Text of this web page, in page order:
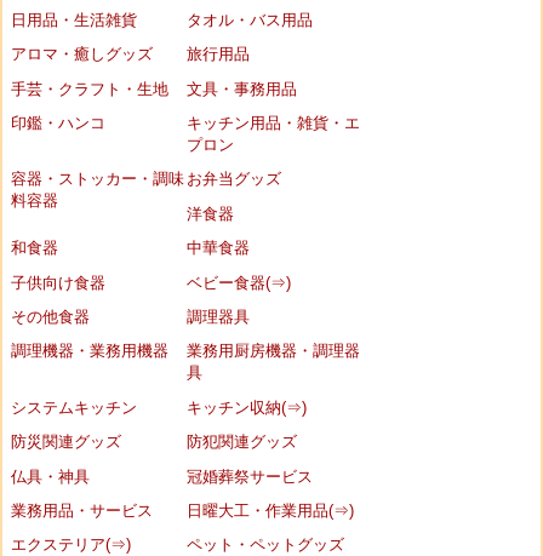
日用品・生活雑貨
タオル・バス用品
アロマ・癒しグッズ
旅行用品
手芸・クラフト・生地
文具・事務用品
印鑑・ハンコ
キッチン用品・雑貨・エ
プロン
容器・ストッカー・調味
料容器
お弁当グッズ
洋食器
和食器
中華食器
子供向け食器
ベビー食器(⇒)
その他食器
調理器具
調理機器・業務用機器
業務用厨房機器・調理器
具
システムキッチン
キッチン収納(⇒)
防災関連グッズ
防犯関連グッズ
仏具・神具
冠婚葬祭サービス
業務用品・サービス
日曜大工・作業用品(⇒)
エクステリア(⇒)
ペット・ペットグッズ